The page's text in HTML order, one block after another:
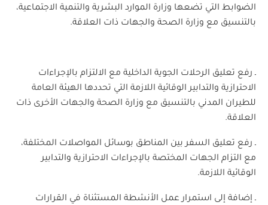
الضوابط التي تضعها وزارة الموارد البشرية والتنمية الاجتماعية،
بالتنسيق مع وزارة الصحة والجهات ذات العلاقة.
ـ رفع تعليق الرحلات الجوية الداخلية مع الالتزام بالإجراءات
الاحترازية والتدابير الوقائية اللازمة التي تحددها الهيئة العامة
للطيران المدني بالتنسيق مع وزارة الصحة والجهات الأخرى ذات
العلاقة.
ـ رفع تعليق السفر بين المناطق بوسائل المواصلات المختلفة،
مع التزام الجهات المختصة بالإجراءات الاحترازية والتدابير
الوقائية اللازمة.
ـ إضافة إلى استمرار عمل الأنشطة المستثناة في القرارات